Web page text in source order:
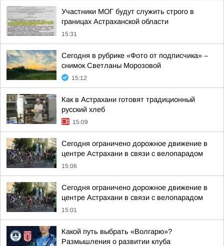
Участники МОГ будут служить строго в
границах Астраханской области
15:31
Сегодня в рубрике «Фото от подписчика» –
снимок Светланы Морозовой
15:12
Как в Астрахани готовят традиционный
русский хлеб
15:09
Сегодня ограничено дорожное движение в
центре Астрахани в связи с велопарадом
15:06
Сегодня ограничено дорожное движение в
центре Астрахани в связи с велопарадом
15:01
Какой путь выбрать «Волгарю»?
Размышления о развитии клуба